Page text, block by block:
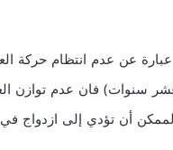
عن عدم انتظام حركة
فان عدم توازن
أن تؤدي إلى ازدواج في